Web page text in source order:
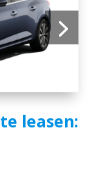
leasen: